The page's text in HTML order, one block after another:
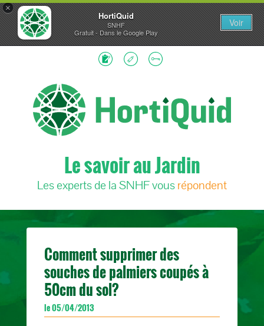
×
HortiQuid
SNHF
Gratuit - Dans le Google Play
Voir
Le savoir au Jardin
Les experts de la SNHF vousrépondent
Comment supprimer des
souches de palmiers coupés à
50cm du sol?
le 05/04/2013